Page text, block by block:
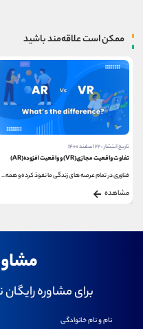
ممکن است علاقه‌مند باشید
تاریخ انتشار : ۲۲ اسفند ۱۴۰۰
تفاوت واقعیت مجازی(VR) و واقعیت افزوده(AR)
فناوری در تمام عرصه های زندگی ما نفوذ کرده و همه...
مشاهده
برای مشاوره
نام و نام خانوادگی